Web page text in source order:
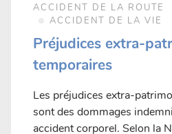
ACCIDENT DE LA ROUTE
ACCIDENT DE LA VIE
Préjudices extra-
temporaires
Les préjudices extra-
sont des dommages
accident corporel. Selon la